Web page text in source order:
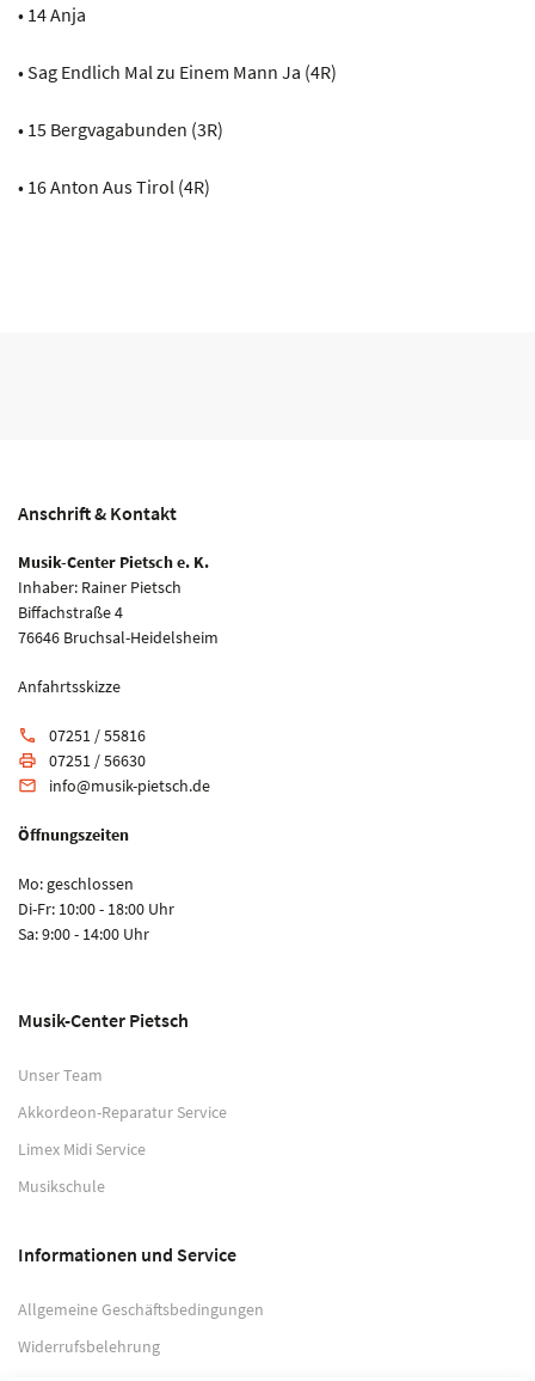
• 14 Anja
• Sag Endlich Mal zu Einem Mann Ja (4R)
• 15 Bergvagabunden (3R)
• 16 Anton Aus Tirol (4R)
Anschrift & Kontakt
Musik-Center Pietsch e. K.
Inhaber: Rainer Pietsch
Biffachstraße 4
76646 Bruchsal-Heidelsheim
Anfahrtsskizze
phone 07251 / 55816
print 07251 / 56630
email info@musik-pietsch.de
Öffnungszeiten
Mo: geschlossen
Di-Fr: 10:00 - 18:00 Uhr
Sa: 9:00 - 14:00 Uhr
Musik-Center Pietsch
Unser Team
Akkordeon-Reparatur Service
Limex Midi Service
Musikschule
Informationen und Service
Allgemeine Geschäftsbedingungen
Widerrufsbelehrung